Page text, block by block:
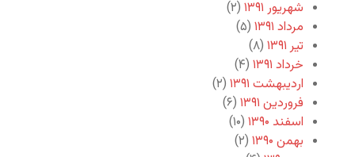
شهریور ۱۳۹۱
(۲)
مرداد ۱۳۹۱
(۵)
تیر ۱۳۹۱
(۸)
خرداد ۱۳۹۱
(۴)
اردیبهشت ۱۳۹۱
(۲)
فروردین ۱۳۹۱
(۶)
اسفند ۱۳۹۰
(۱۰)
بهمن ۱۳۹۰
(۲)